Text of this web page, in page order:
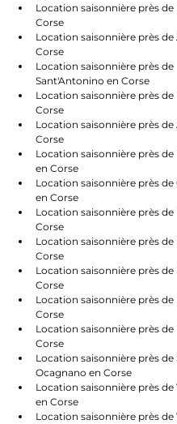
Location saisonnière près de
Corse
Location saisonnière près de
Corse
Location saisonnière près de
Sant'Antonino en Corse
Location saisonnière près de
Corse
Location saisonnière près de
Corse
Location saisonnière près
en Corse
Location saisonnière près de
en Corse
Location saisonnière près de
Corse
Location saisonnière près de
Corse
Location saisonnière près de
Corse
Location saisonnière près de
Corse
Location saisonnière près de
Corse
Location saisonnière près de
Ocagnano en Corse
Location saisonnière près de
en Corse
Location saisonnière près de